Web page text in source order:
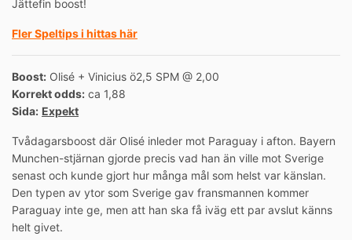
Jättefin boost!
Fler Speltips i hittas här
Boost: Olisé + Vinicius ö2,5 SPM @ 2,00
Korrekt odds: ca 1,88
Sida: Expekt
Tvådagarsboost där Olisé inleder mot Paraguay i afton. Bayern
Munchen-stjärnan gjorde precis vad han än ville mot Sverige
senast och kunde gjort hur många mål som helst var känslan.
Den typen av ytor som Sverige gav fransmannen kommer
Paraguay inte ge, men att han ska få iväg ett par avslut känns
helt givet.